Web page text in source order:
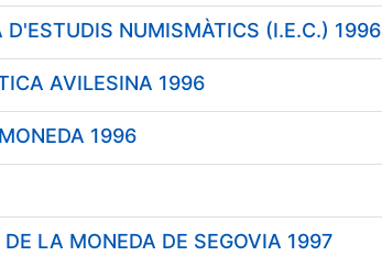
D'ESTUDIS NUMISMÀTICS (I.E.C.) 1996
AVILESINA 1996
1996
LA MONEDA DE SEGOVIA 1997